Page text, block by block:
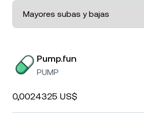
Pump.fun
PUMP
0,0024325 US$